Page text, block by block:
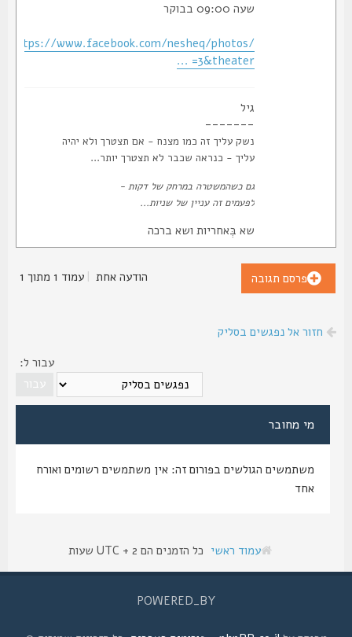
https://www.facebook.com/nesheq/photos/
... =3&theater
-------
נשק עליך זה כמו מצנח - אם תצטרך ולא יהיה
עליך - כנראה שכבר לא תצטרך יותר...
גם כשהמשטרה במרחק של דקות -
לפעמים זה עניין של שניות...
שא בְּאחריות ושא ברכה
פרסם תגובה הודעה אחת |עמוד1מתוך1
חזור אל נפגשים בסליק
עבור ל:
מי מחובר
משתמשים הגולשים בפורום זה: אין משתמשים רשומים ואורח
עמוד ראשי כל הזמנים הם UTC + 2 שעות
POWERED_BY